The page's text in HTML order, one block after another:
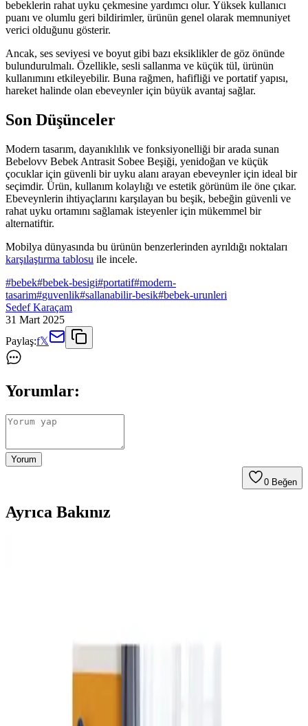
bebeklerin rahat uyku çekmesine yardımcı olur. Yüksek kullanıcı
puanı ve olumlu geri bildirimler, ürünün genel olarak memnuniyet
verici olduğunu gösterir.
Ancak, ses seviyesi ve boyut gibi bazı eksiklikler de göz önünde
bulundurulmalı. Özellikle, sesli sallanma ve küçük tül, ürünün
kullanımını etkileyebilir. Buna rağmen, hafifliği ve portatif yapısı,
hareket halinde olan ebeveynler için büyük avantaj sağlar.
Son Düşünceler
Modern tasarım, dayanıklılık ve fonksiyonelliği bir arada sunan
Bebelovv Bebek Antrasit Sobee Beşiği, yenidoğan ve küçük
çocuklar için güvenli bir uyku alanı arayan ebeveynler için ideal bir
seçimdir. Ürün, kullanım kolaylığı ve estetik görünüm ile öne çıkar.
Ebeveynlerin ihtiyaçlarını karşılayan bu beşik, bebeğin güvenli ve
rahat uyku ortamını sağlamak isteyenler için mükemmel bir
alternatiftir.
Mobilya dünyasında bu ürünün benzerlerinden ayrıldığı noktaları
karşılaştırma tablosu ile incele.
#bebek#bebek-besigi#portatif#modern-
tasarim#guvenlik#sallanabilir-besik#bebek-urunleri
Sedef Karaçam
31 Mart 2025
Paylaş:f𝕏
Yorumlar:
Yorum
0 Beğen
Ayrıca Bakınız
Bebek Odası Dekorasyonunda Şık ve Fonksiyonel
bebeğin konforunu ve güvenliğini artırır.